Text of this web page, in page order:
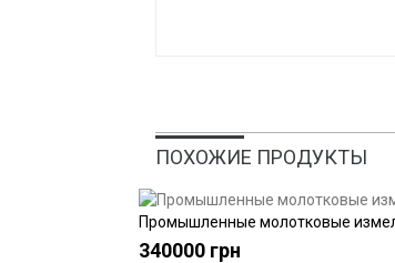
ПОХОЖИЕ ПРОДУКТЫ
Промышленные молотковые
340000 грн